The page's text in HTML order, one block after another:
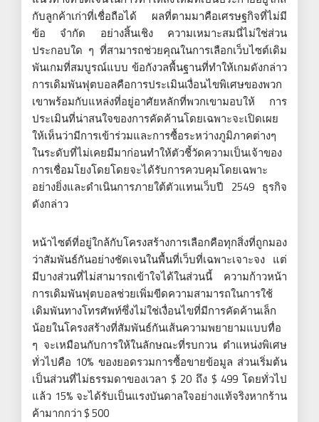
กับลูกค้าเก่าที่เชื่อถือได้ ผลที่ตามมาคือเศรษฐกิจที่ไม่มี
ข้อ จำกัด อย่างสิ้นเชิง ความเหมาะสมนี่ไม่ใช่ส่วน
ประกอบใด ๆ ที่สามารถช่วยคุณในการเลือกเว็บไซต์เดิม
พันเกมที่สมบูรณ์แบบ ข้อกังวลพื้นฐานที่ทำให้เกมดังกล่าว
การเดิมพันฟุตบอลคือการประเมินเงื่อนไขพิเศษของพวก
เขาพร้อมกับแหล่งที่อยู่อาศัยหลักที่พวกเขามอบให้ การ
ประเมินที่น่าสนใจของการคัดค้านโดยเฉพาะจะเปิดเผย
ให้เห็นว่ามีการเข้าร่วมและการซื้อระหว่างภูมิภาคต่างๆ
ในระดับที่ไม่เคยมีมาก่อนทำให้ตัวชี้วัดความเป็นเจ้าของ
การเชื่อมโยงโดยโดยจะได้รับการควบคุมโดยเฉพาะ
อย่างยิ่งและดำเนินการภายใต้ตัวแทนเว็บปี 2549 ธุรกิจ
ดังกล่าว
หน้าไซต์ที่อยู่ใกล้กับโครงสร้างการเลือกคือทุกสิ่งที่ถูกมอง
ว่าสัมพันธ์กันอย่างชัดเจนในพื้นที่เว็บที่เฉพาะเจาะจง แต่
มีบางส่วนที่ไม่สามารถเข้าใจได้ในส่วนนี้ ความก้าวหน้า
การเดิมพันฟุตบอลช่วยเพิ่มขีดความสามารถในการใช้
เดิมพันทางโทรศัพท์ซึ่งไม่ใช่เงื่อนไขที่มีการคัดค้านเล็ก
น้อยในโครงสร้างที่สัมพันธ์กันเส้นความพยายามแบบทื่อ
ๆ จะเหมือนกับการให้ในลักษณะที่รบกวน ตำแหน่งพิเศษ
ทั่วไปคือ 10% ของยอดรวมการซื้อขายข้อมูล ส่วนเริ่มต้น
เป็นส่วนที่ไม่ธรรมดาของเวลา $ 20 ถึง $ 499 โดยทั่วไป
แล้ว 15% จะได้รับเป็นแรงบันดาลใจอย่างแท้จริงหากร้าน
ค้ามากกว่า $ 500